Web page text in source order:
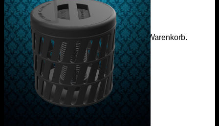
Es befinden sich keine Produkte im Warenkorb.
Zurück zum Shop
Menü